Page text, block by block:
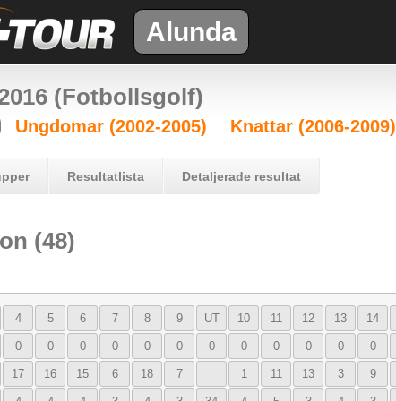
Alunda
(Fotbollsgolf)
Ungdomar (2002-2005) Knattar (2006-2009)
Resultatlista Detaljerade resultat
(48)
4 5 6 7 8 9 UT 10 11 12 13 14
0 0 0 0 0 0 0 0 0 0 0 0
17 16 15 6 18 7 1 11 13 3 9